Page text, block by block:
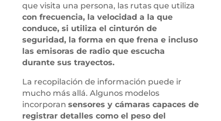
que visita una persona, las rutas que utiliza
con frecuencia, la velocidad a la que
conduce, si utiliza el cinturón de
seguridad, la forma en que frena e incluso
las emisoras de radio que escucha
durante sus trayectos.
La recopilación de información puede ir
mucho más allá. Algunos modelos
incorporan sensores y cámaras capaces de
registrar detalles como el peso del